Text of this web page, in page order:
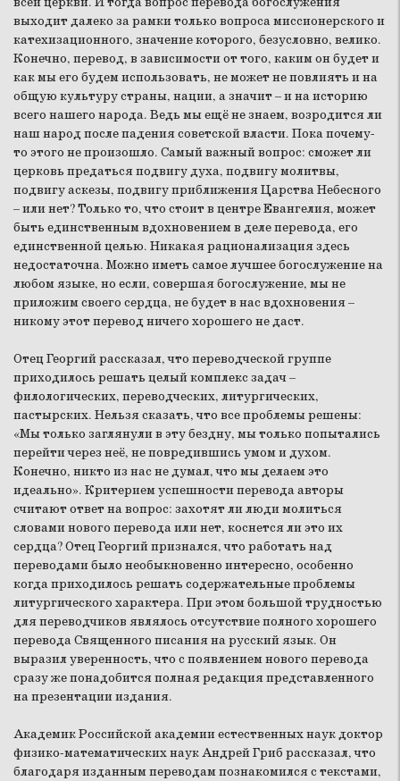
выходит далеко за рамки только вопроса миссионерского и
катехизационного, значение которого, безусловно, велико.
Конечно, перевод, в зависимости от того, каким он будет и
как мы его будем использовать, не может не повлиять и на
общую культуру страны, нации, а значит – и на историю
всего нашего народа. Ведь мы ещё не знаем, возродится ли
наш народ после падения советской власти. Пока почему-
то этого не произошло. Самый важный вопрос: сможет ли
церковь предаться подвигу духа, подвигу молитвы,
подвигу аскезы, подвигу приближения Царства Небесного
– или нет? Только то, что стоит в центре Евангелия, может
быть единственным вдохновением в деле перевода, его
единственной целью. Никакая рационализация здесь
недостаточна. Можно иметь самое лучшее богослужение на
любом языке, но если, совершая богослужение, мы не
приложим своего сердца, не будет в нас вдохновения –
никому этот перевод ничего хорошего не даст.
Отец Георгий рассказал, что переводческой группе
приходилось решать целый комплекс задач –
филологических, переводческих, литургических,
пастырских. Нельзя сказать, что все проблемы решены:
«Мы только заглянули в эту бездну, мы только попытались
перейти через неё, не повредившись умом и духом.
Конечно, никто из нас не думал, что мы делаем это
идеально». Критерием успешности перевода авторы
считают ответ на вопрос: захотят ли люди молиться
словами нового перевода или нет, коснется ли это их
сердца? Отец Георгий признался, что работать над
переводами было необыкновенно интересно, особенно
когда приходилось решать содержательные проблемы
литургического характера. При этом большой трудностью
для переводчиков являлось отсутствие полного хорошего
перевода Священного писания на русский язык. Он
выразил уверенность, что с появлением нового перевода
сразу же понадобится полная редакция представленного
на презентации издания.
Академик Российской академии естественных наук доктор
физико-математических наук Андрей Гриб рассказал, что
благодаря изданным переводам познакомился с текстами,